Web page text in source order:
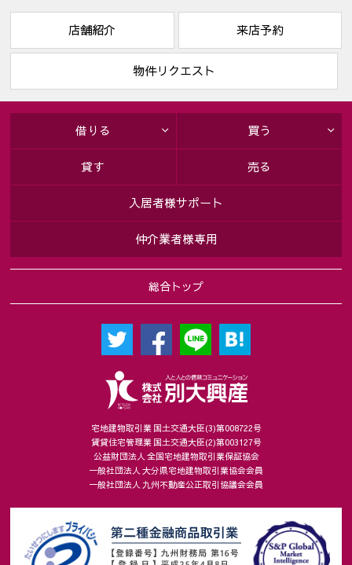
〔共同利用する者の利用目的〕
・賃貸借契約に付随する保証契約及び保証委託契約並びにそれ
に関連する業務
・リフォーム等のご案内
〔上記お客様情報の管理責任者〕
・株式会社別大興産
なかった場合に本人に生じる結果
取引の相手方との契約書等で個人情報を利用（1項(1)～(9)）させ
て頂きますが、個人情報を頂けない場合、契約をお断りするこ
６．個人情報に関するお客様の権利
お客様は当社に対し、当社が保有するお客様の個人情報の開示
請求をすることができます。また、万が一当社の保有するお客
様の個人情報に関し誤りがあった場合には、お客様の求めによ
り訂正等をすることができます。この手続き等詳細に関して
は、下記お問い合わせ窓口にお尋ね下さい。
７．本人が容易に認識できない方法によって個人情報を取得す
当社は、お客様個々のニーズに合わせてウェブサイトをカスタ
マイズしたり、ウェブサイトの内容やご提供するサービスをお
客様が、よりご満足いただけるよう改良したりするため、クッ
キー等を使用することがあります。
(1) 個人情報の取り扱いに係る規程の整備
・個人情報の取得、利用、保存、提供、削除、廃棄等のすべて
の局面における取り扱い方法や従業者の役割を、各種規程に定
店舗紹介 来店予約
物件リクエスト
宅地建物取引業 国土交通大臣(3)第008722号
賃貸住宅管理業 国土交通大臣(2)第003127号
公益財団法人 全国宅地建物取引業保証協会
一般社団法人 大分県宅地建物取引業協会会員
一般社団法人 九州不動産公正取引協議会会員
総合トップ
借りる 買う
貸す 売る
入居者様サポート
仲介業者様専用